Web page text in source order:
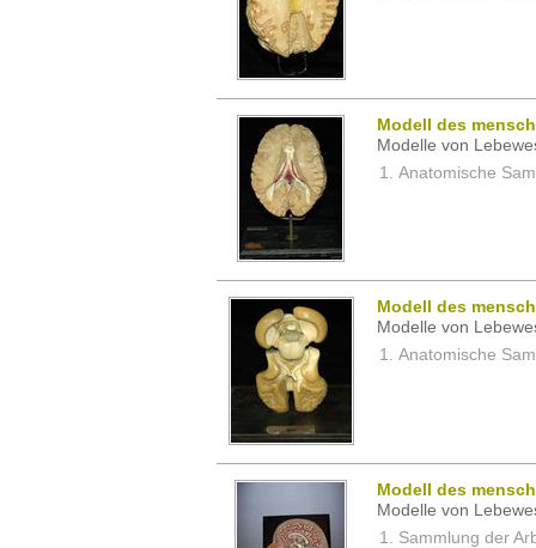
Modell des
Modelle von
Anatomische
Modell des
Modelle von
Anatomische
Modell des
Modelle von
Sammlung der